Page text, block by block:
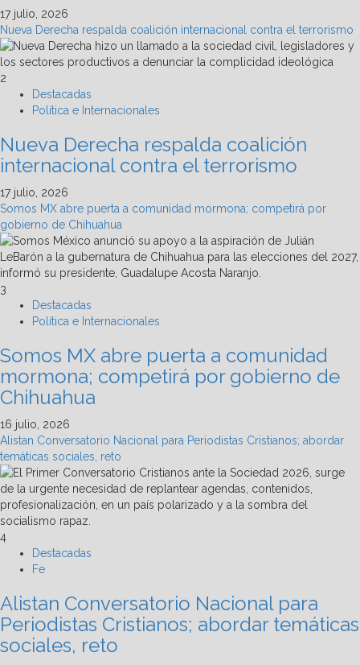
17 julio, 2026
Nueva Derecha respalda coalición internacional contra el terrorismo
2
Destacadas
Política e Internacionales
Nueva Derecha respalda coalición
internacional contra el terrorismo
17 julio, 2026
Somos MX abre puerta a comunidad mormona; competirá por
gobierno de Chihuahua
3
Destacadas
Política e Internacionales
Somos MX abre puerta a comunidad
mormona; competirá por gobierno de
Chihuahua
16 julio, 2026
Alistan Conversatorio Nacional para Periodistas Cristianos; abordar
temáticas sociales, reto
4
Destacadas
Fe
Alistan Conversatorio Nacional para
Periodistas Cristianos; abordar temáticas
sociales, reto